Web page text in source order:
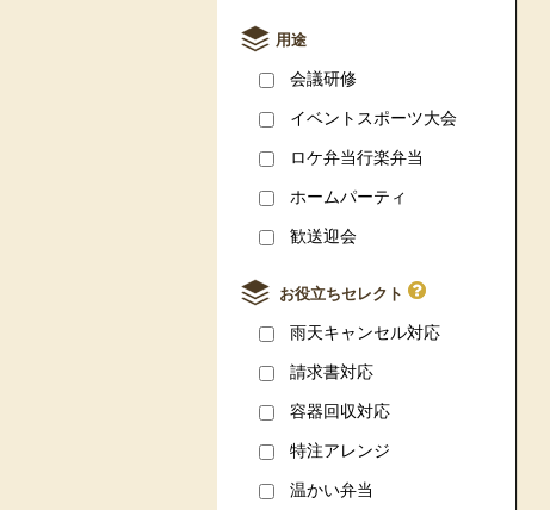
用途
会議研修
イベントスポーツ大会
ロケ弁当行楽弁当
ホームパーティ
歓送迎会
お役立ちセレクト
雨天キャンセル対応
請求書対応
容器回収対応
特注アレンジ
温かい弁当